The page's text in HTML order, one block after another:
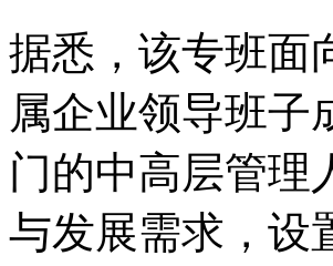
据悉，该专
属企业领导班子成
门的中高层管理
与发展需求，